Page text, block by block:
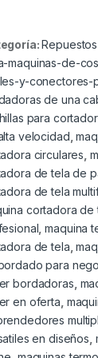
maquinas-de-
y-conectores-
de una
para
velocidad ,
circulares
de tela de
de tela
cortadora de
,maquina
de tela ,
para
bordadoras
en oferta
en diseños